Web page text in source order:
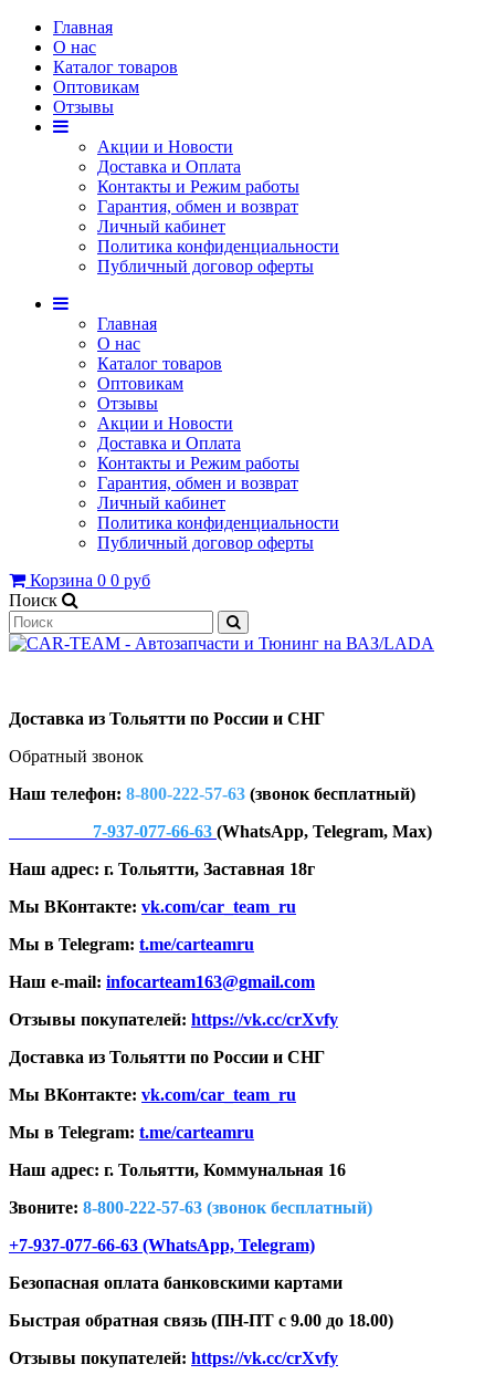
Главная
О нас
Каталог товаров
Оптовикам
Отзывы
Акции и Новости
Доставка и Оплата
Контакты и Режим работы
Гарантия, обмен и возврат
Личный кабинет
Политика конфиденциальности
Публичный договор оферты
Главная
О нас
Каталог товаров
Оптовикам
Отзывы
Акции и Новости
Доставка и Оплата
Контакты и Режим работы
Гарантия, обмен и возврат
Личный кабинет
Политика конфиденциальности
Публичный договор оферты
Корзина 0 0 руб
Поиск
Доставка из Тольятти по России и СНГ
Обратный звонок
Наш телефон: 8-800-222-57-63 (звонок бесплатный)
7-937-077-66-63 (WhatsApp, Telegram, Max)
Наш адрес: г. Тольятти, Заставная 18г
Мы ВКонтакте: vk.com/car_team_ru
Мы в Telegram: t.me/carteamru
Наш e-mail: infocarteam163@gmail.com
Отзывы покупателей: https://vk.cc/crXvfy
Доставка из Тольятти по России и СНГ
Мы ВКонтакте: vk.com/car_team_ru
Мы в Telegram: t.me/carteamru
Наш адрес: г. Тольятти, Коммунальная 16
Звоните: 8-800-222-57-63 (звонок бесплатный)
+7-937-077-66-63 (WhatsApp, Telegram)
Безопасная оплата банковскими картами
Быстрая обратная связь (ПН-ПТ с 9.00 до 18.00)
Отзывы покупателей: https://vk.cc/crXvfy